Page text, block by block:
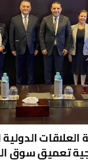
الدولية
تعميق سوق